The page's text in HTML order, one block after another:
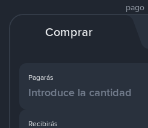
pago
Comprar
Pagarás
Recibirás